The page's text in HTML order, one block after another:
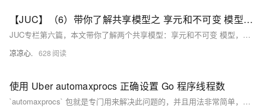
【JUC】（6）带你了解共享模型之 享元和不可变 模型并初步带你了解并发工具 线程池Pool，文章内还有饥饿问题、设计模式之工作线程的解决于实现
JUC专栏第六篇，本文带你了解两个共享模型：享元和不可变 模型，并初步带你了解并发工具 线程池Pool，文章中还有解决饥饿问题、设计模式之工作线程的实现
凉凉心. 628
使用 Uber automaxprocs 正确设置 Go 程序线程数
`automaxprocs` 包就是专门用来解决此问题的，并且用法非常简单，只需要使用匿名导入的方式 `import _ "go.uber.org/automaxprocs"` 一行代码即可搞定。